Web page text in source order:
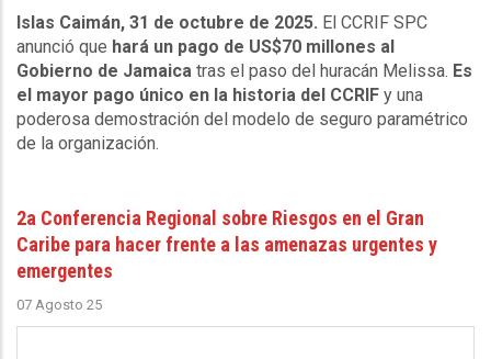
Islas Caimán, 31 de octubre de 2025. El CCRIF SPC
anunció que hará un pago de US$70 millones al
Gobierno de Jamaica tras el paso del huracán Melissa. Es
el mayor pago único en la historia del CCRIF y una
poderosa demostración del modelo de seguro paramétrico
de la organización.
2a Conferencia Regional sobre Riesgos en el Gran
Caribe para hacer frente a las amenazas urgentes y
emergentes
07 Agosto 25